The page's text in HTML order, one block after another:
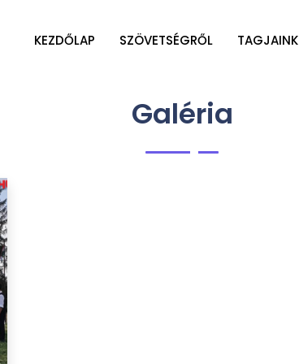
KEZDŐLAP SZÖVETSÉGRŐL TAGJAINK
Galéria